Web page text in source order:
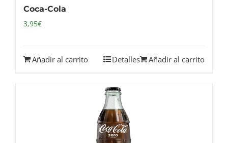
Coca-Cola
3,95€
Añadir al carrito Añadir al carrito
Detalles